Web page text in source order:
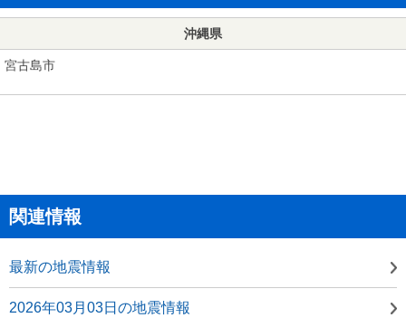
沖縄県
宮古島市
関連情報
最新の地震情報
2026年03月03日の地震情報